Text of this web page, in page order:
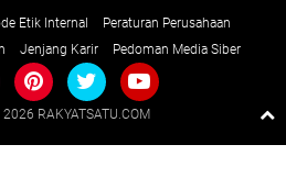
Etik Internal
Peraturan Perusahaan
Jenjang Karir Pedoman Media Siber
2026 RAKYATSATU.COM
Raushan